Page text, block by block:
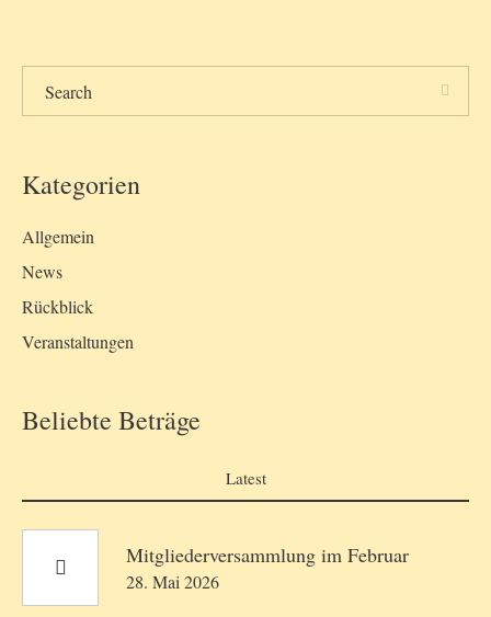
Kategorien
Allgemein
News
Rückblick
Veranstaltungen
Beliebte Beträge
Latest
Mitgliederversammlung im Februar
28. Mai 2026